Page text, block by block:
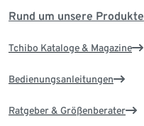
Rund um unsere Produkte
Tchibo Kataloge & Magazine
Bedienungsanleitungen
Ratgeber & Größenberater